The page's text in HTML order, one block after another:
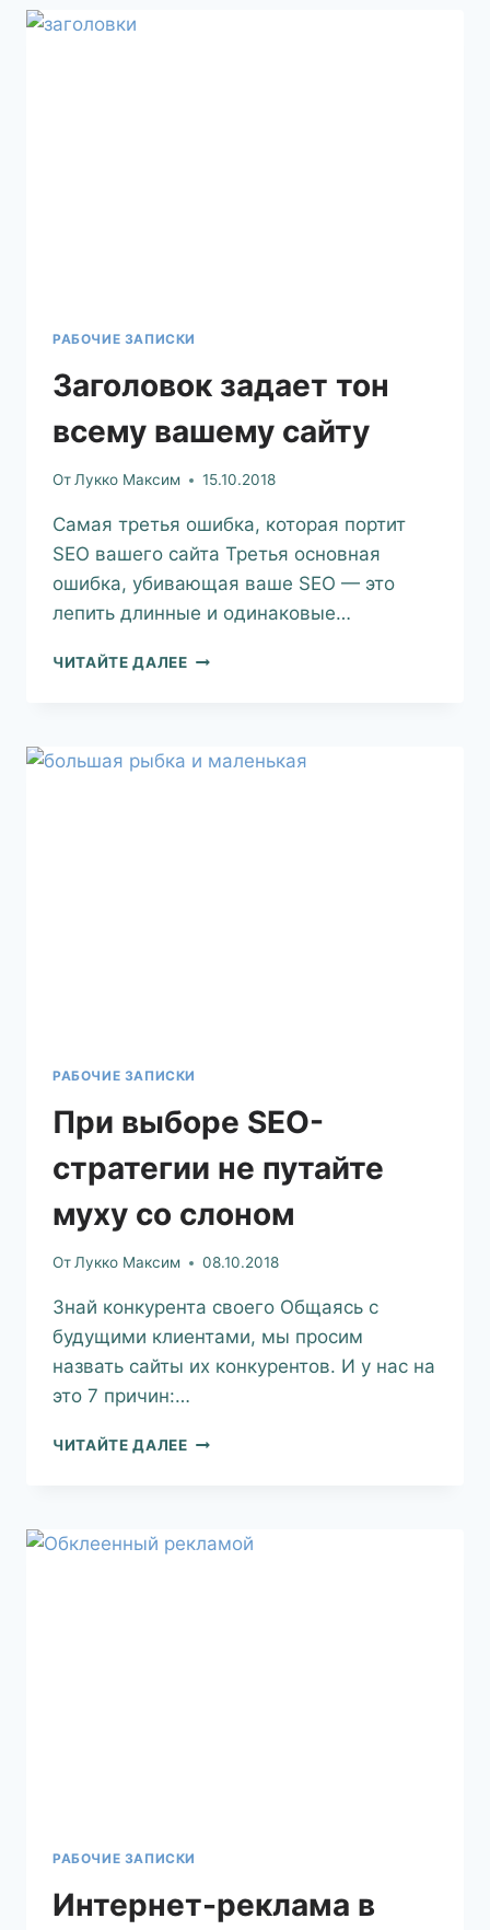
РАБОЧИЕ ЗАПИСКИ
Заголовок задает тон
всему вашему сайту
От Лукко Максим 15.10.2018
Самая третья ошибка, которая портит
SEO вашего сайта Третья основная
ошибка, убивающая ваше SEO — это
лепить длинные и одинаковые…
ЧИТАЙТЕ ДАЛЕЕ
РАБОЧИЕ ЗАПИСКИ
При выборе SEO-
стратегии не путайте
муху со слоном
ОтЛукко Максим 08.10.2018
Знай конкурента своего Общаясь с
будущими клиентами, мы просим
назвать сайты их конкурентов. И у нас на
это 7 причин:…
ЧИТАЙТЕ ДАЛЕЕ
РАБОЧИЕ ЗАПИСКИ
Интернет-реклама в